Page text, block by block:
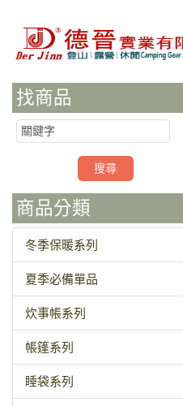
找商品
商品分類
冬季保暖系列
夏季必備單品
炊事帳系列
帳篷系列
睡袋系列